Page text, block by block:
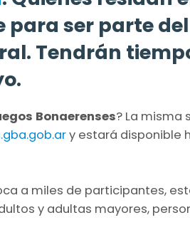
para ser parte del
Tendrán
Bonaerenses? La misma
y estará disponible
a miles de participantes,
y adultas mayores,